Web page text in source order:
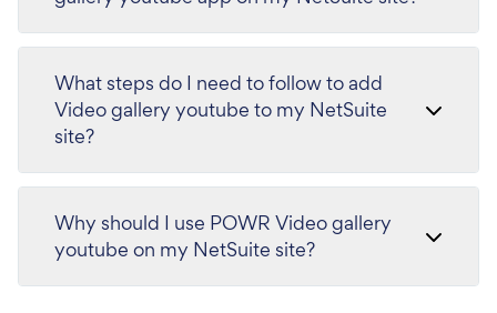
What steps do I need to follow to add
Video gallery youtube to my NetSuite
site?
Why should I use POWR Video gallery
youtube on my NetSuite site?